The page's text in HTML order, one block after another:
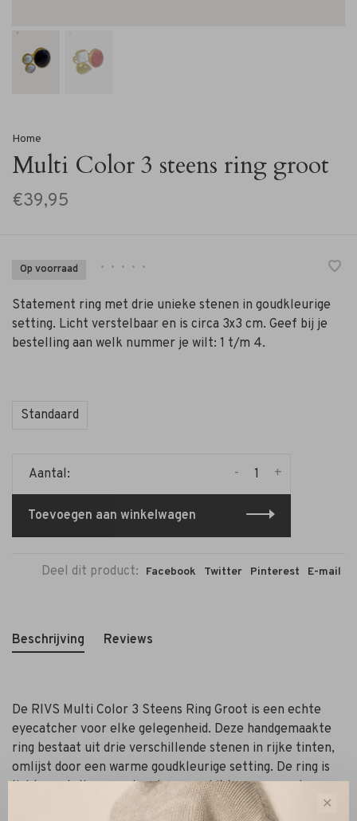
Home
Multi Color 3 steens ring groot
€39,95
Op voorraad • • • • •
Statement ring met drie unieke stenen in goudkleurige
setting. Licht verstelbaar en is circa 3x3 cm. Geef bij je
bestelling aan welk nummer je wilt: 1 t/m 4.
Standaard
Aantal: +
-
Toevoegen aan winkelwagen
Deel dit product: Facebook Twitter Pinterest E-mail
Beschrijving Reviews
De RIVS Multi Color 3 Steens Ring Groot is een echte
eyecatcher voor elke gelegenheid. Deze handgemaakte
ring bestaat uit drie verschillende stenen in rijke tinten,
omlijst door een warme goudkleurige setting. De ring is
licht verstelbaar en daardoor geschikt voor meerdere
maten. De ring is ongeveer 3 cm x 3 cm
✕